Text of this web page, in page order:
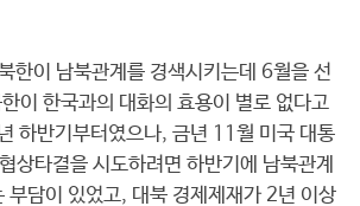
한이 남북관계를 경색시키는데 6월을 선
이 한국과의 대화의 효용이 별로 없다고
하반기부터였으나, 금년 11월 미국 대통
상타결을 시도하려면 하반기에 남북관계
부담이 있었고, 대북 경제제재가 2년 이상